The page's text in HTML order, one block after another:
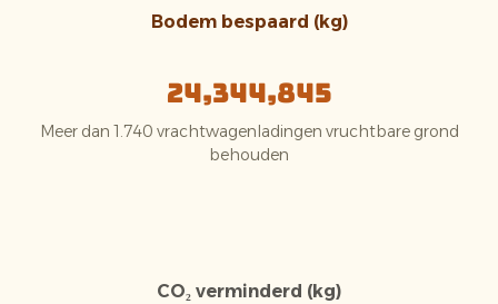
Bodem bespaard (kg)
24,344,845
Meer dan 1.740 vrachtwagenladingen vruchtbare grond
behouden
CO₂ verminderd (kg)